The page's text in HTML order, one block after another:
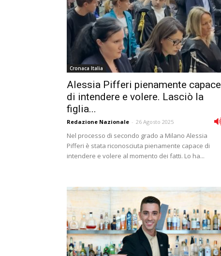
Cronaca Italia
Alessia Pifferi pienamente capace
di intendere e volere. Lasciò la
figlia...
Redazione Nazionale - 26 Agosto 2025
Nel processo di secondo grado a Milano Alessia
Pifferi è stata riconosciuta pienamente capace di
intendere e volere al momento dei fatti. Lo ha...